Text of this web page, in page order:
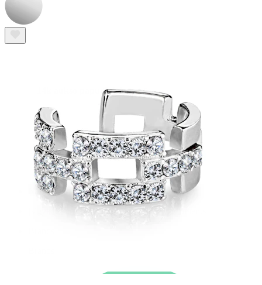
14k aukso papuošalai
Pirkite Titaną
Nauji
Įsigyk 4, mokėk už 3Pirkite Bodymod Moments